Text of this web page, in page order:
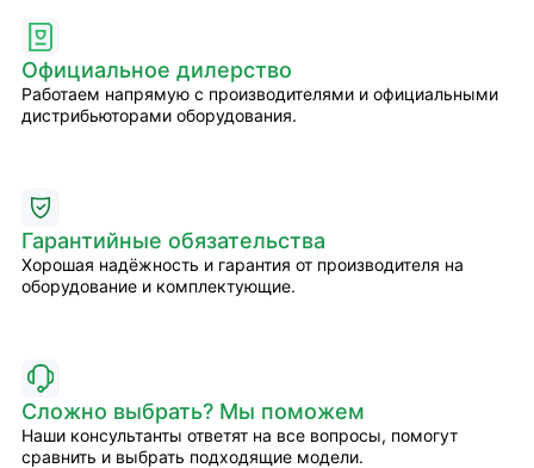
Официальное дилерство
Работаем напрямую с производителями и официальными
дистрибьюторами оборудования.
Гарантийные обязательства
Хорошая надёжность и гарантия от производителя на
оборудование и комплектующие.
Сложно выбрать? Мы поможем
Наши консультанты ответят на все вопросы, помогут
сравнить и выбрать подходящие модели.